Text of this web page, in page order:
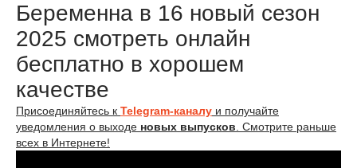
Беременна в 16 новый сезон
2025 смотреть онлайн
бесплатно в хорошем
качестве
Присоединяйтесь к Telegram-каналу и получайте
уведомления о выходе новых выпусков. Смотрите раньше
всех в Интернете!